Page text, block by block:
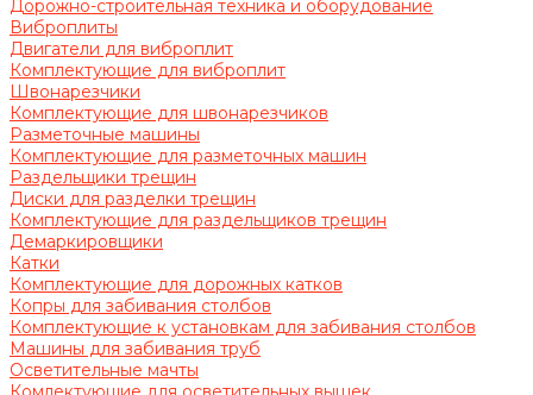
Дорожно-строительная техника и оборудование
Виброплиты
Двигатели для виброплит
Комплектующие для виброплит
Швонарезчики
Комплектующие для швонарезчиков
Разметочные машины
Комплектующие для разметочных машин
Раздельщики трещин
Диски для разделки трещин
Комплектующие для раздельщиков трещин
Демаркировщики
Катки
Комплектующие для дорожных катков
Копры для забивания столбов
Комплектующие к установкам для забивания столбов
Машины для забивания труб
Осветительные мачты